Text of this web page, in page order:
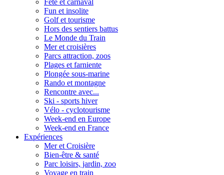
Fête et carnaval
Fun et insolite
Golf et tourisme
Hors des sentiers battus
Le Monde du Train
Mer et croisières
Parcs attraction, zoos
Plages et farniente
Plongée sous-marine
Rando et montagne
Rencontre avec...
Ski - sports hiver
Vélo - cyclotourisme
Week-end en Europe
Week-end en France
Expériences
Mer et Croisière
Bien-être & santé
Parc loisirs, jardin, zoo
Voyage en train